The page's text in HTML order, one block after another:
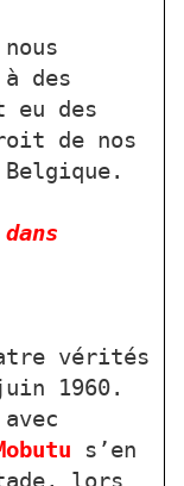
des
des
de nos
vérités
1960.
s’en
lors